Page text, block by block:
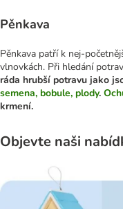
Pěnkava
Pěnkava patří k nej-
vlnovkách. Při hledání
ráda hrubší potravu jako
semena, bobule, plody.
krmení.
Objevte naši